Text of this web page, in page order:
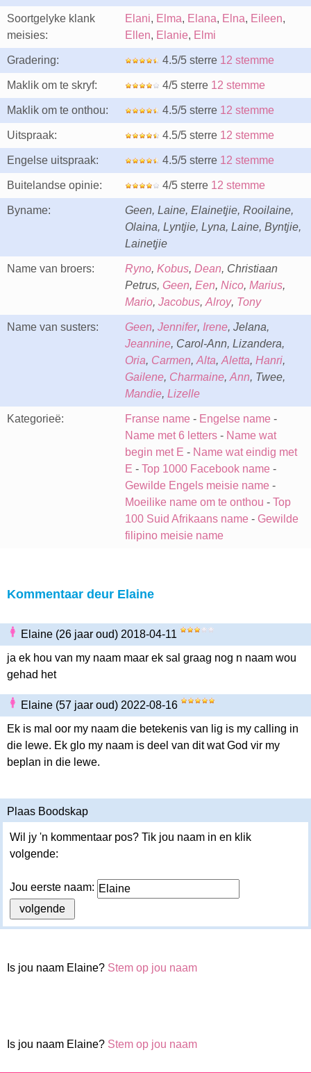
Soortgelyke klank
meisies:
Elani, Elma, Elana, Elna, Eileen,
Ellen, Elanie, Elmi
Gradering: 4.5/5 sterre 12 stemme
Maklik om te skryf: 4/5 sterre 12 stemme
Maklik om te onthou: 4.5/5 sterre 12 stemme
Uitspraak: 4.5/5 sterre 12 stemme
Engelse uitspraak: 4.5/5 sterre 12 stemme
Buitelandse opinie: 4/5 sterre 12 stemme
Byname:
Geen, Laine, Elainetjie, Rooilaine,
Olaina, Lyntjie, Lyna, Laine, Byntjie,
Lainetjie
Name van broers: Ryno, Kobus, Dean, Christiaan
Petrus, Geen, Een, Nico, Marius,
Mario, Jacobus, Alroy, Tony
Name van susters: Geen, Jennifer, Irene, Jelana,
Jeannine, Carol-Ann, Lizandera,
Oria, Carmen, Alta, Aletta, Hanri,
Gailene, Charmaine, Ann, Twee,
Mandie, Lizelle
Kategorieë: Franse name - Engelse name -
Name met 6 letters - Name wat
begin met E - Name wat eindig met
E - Top 1000 Facebook name -
Gewilde Engels meisie name -
Moeilike name om te onthou - Top
100 Suid Afrikaans name - Gewilde
filipino meisie name
Kommentaar deur Elaine
Elaine (26 jaar oud) 2018-04-11
ja ek hou van my naam maar ek sal graag nog n naam wou
gehad het
Elaine (57 jaar oud) 2022-08-16
Ek is mal oor my naam die betekenis van lig is my calling in
die lewe. Ek glo my naam is deel van dit wat God vir my
beplan in die lewe.
Plaas Boodskap
Wil jy 'n kommentaar pos? Tik jou naam in en klik
volgende:
Jou eerste naam:
Is jou naam Elaine? Stem op jou naam
Is jou naam Elaine? Stem op jou naam